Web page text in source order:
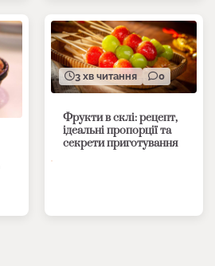
3 хв читання 0
Фрукти в склі: рецепт,
ідеальні пропорції та
секрети приготування